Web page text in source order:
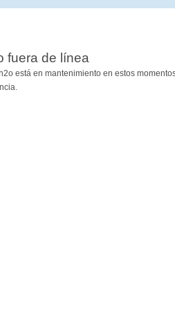
fuera de línea
está en mantenimiento en estos